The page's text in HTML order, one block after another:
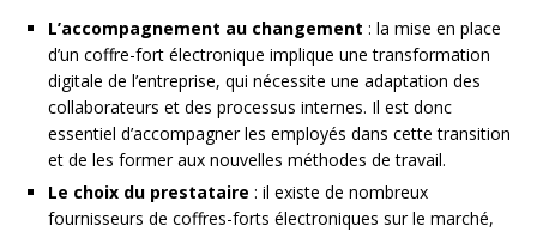
L’accompagnement au changement : la mise en place
d’un coffre-fort électronique implique une transformation
digitale de l’entreprise, qui nécessite une adaptation des
collaborateurs et des processus internes. Il est donc
essentiel d’accompagner les employés dans cette transition
et de les former aux nouvelles méthodes de travail.
Le choix du prestataire : il existe de nombreux
fournisseurs de coffres-forts électroniques sur le marché,